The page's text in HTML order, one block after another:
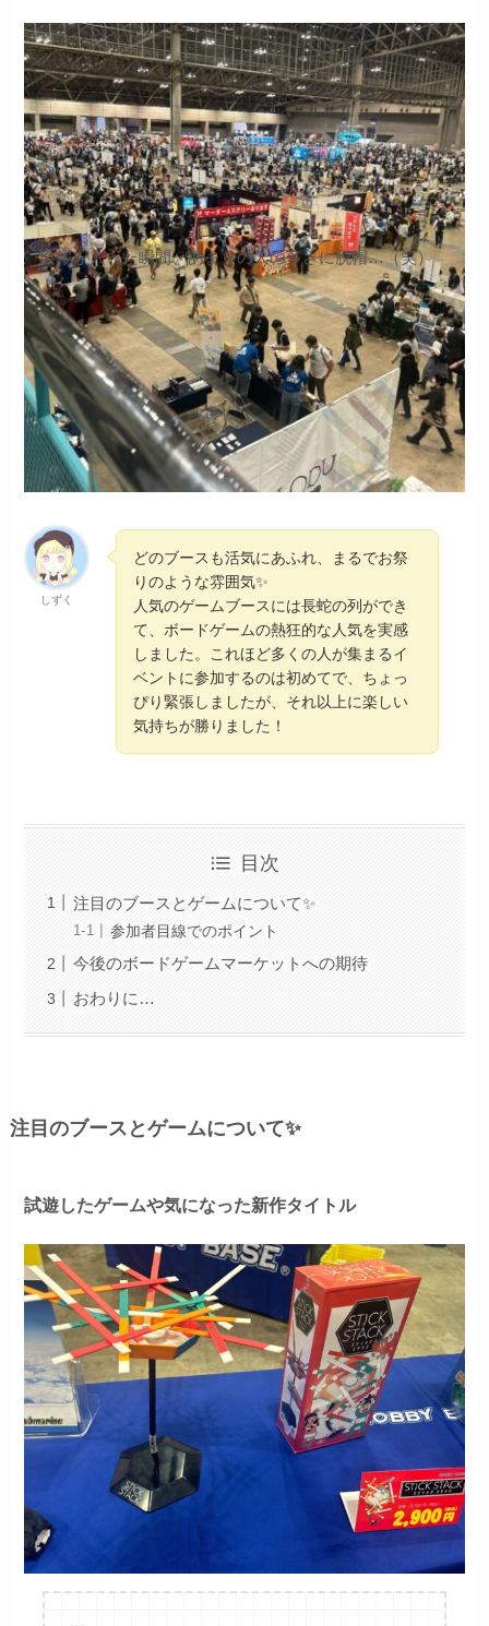
会場が入った瞬間、あまりの人の多さに脱帽…（笑）
しずく
どのブースも活気にあふれ、まるでお祭
りのような雰囲気✨
人気のゲームブースには長蛇の列ができ
て、ボードゲームの熱狂的な人気を実感
しました。これほど多くの人が集まるイ
ベントに参加するのは初めてで、ちょっ
ぴり緊張しましたが、それ以上に楽しい
気持ちが勝りました！
目次
注目のブースとゲームについて✨
参加者目線でのポイント
今後のボードゲームマーケットへの期待
おわりに…
注目のブースとゲームについて✨
試遊したゲームや気になった新作タイトル